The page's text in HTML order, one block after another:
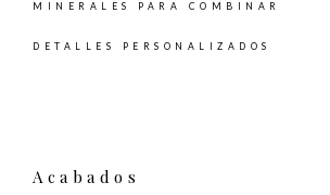
MINERALES PARA COMBINAR
DETALLES PERSONALIZADOS
Acabados